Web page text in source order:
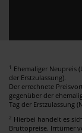
1 Ehemaliger Neupreis
der Erstzulassung).
Der errechnete
gegenüber der
Tag der Erstzulassung
2 Hierbei handelt es
Bruttopreise. Irrtümer